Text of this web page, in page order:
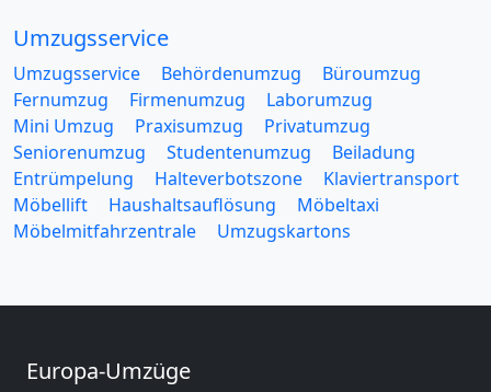
Umzugsservice
Umzugsservice Behördenumzug
Büroumzug
Fernumzug
Firmenumzug
Laborumzug
Mini Umzug
Praxisumzug
Privatumzug
Seniorenumzug
Studentenumzug
Beiladung
Entrümpelung
Halteverbotszone
Klaviertransport
Möbellift
Haushaltsauflösung
Möbeltaxi
Möbelmitfahrzentrale
Umzugskartons
Europa-Umzüge